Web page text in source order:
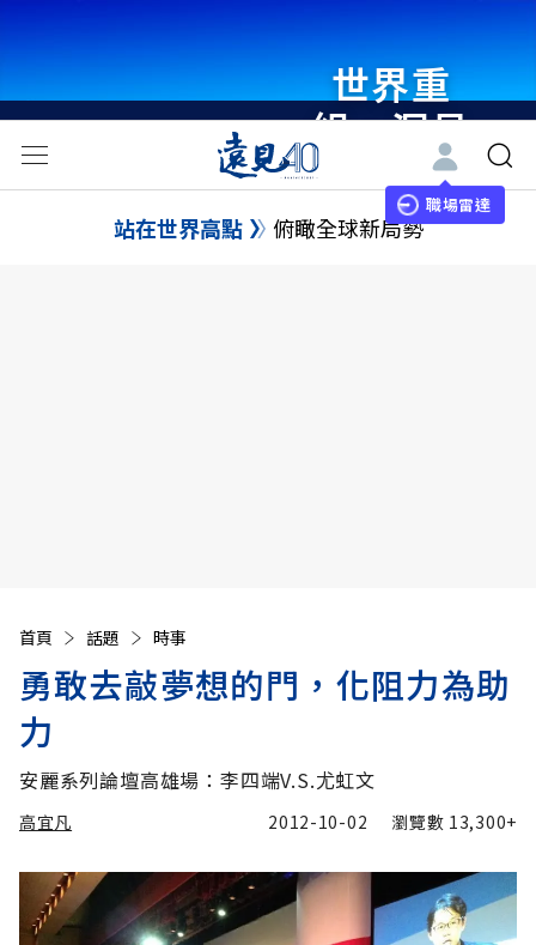
世界重
組・洞見
未來 與
世界領袖
職場雷達
站在世界高點 俯瞰全球新局勢
首頁 話題 時事
勇敢去敲夢想的門，化阻力為助
力
安麗系列論壇高雄場：李四端V.S.尤虹文
高宜凡 2012-10-02 瀏覽數 13,300+